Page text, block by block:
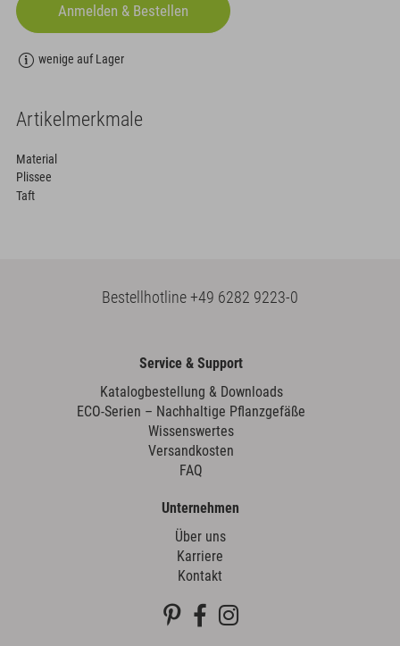
wenige auf Lager
Artikelmerkmale
Material
Plissee
Taft
Bestellhotline+49 6282 9223-0
Service & Support
Katalogbestellung & Downloads
ECO-Serien – Nachhaltige Pflanzgefäße
Wissenswertes
Versandkosten
FAQ
Unternehmen
Über uns
Karriere
Kontakt